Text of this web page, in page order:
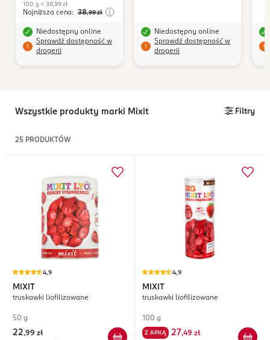
100 g = 38,99 zł
Najniższa cena: 38,99 zł
Niedostępny online
Sprawdź dostępność w
drogerii
Niedostępny online
Sprawdź dostępność w
drogerii
Wszystkie produkty marki Mixit Filtry
25 PRODUKTÓW
4,9
MIXIT
truskawki liofilizowane
50 g
22,99 zł
4,9
MIXIT
truskawki liofilizowane
100 g
Z APKĄ 27,49 zł